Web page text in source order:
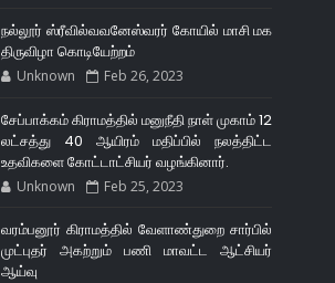
நல்லூர் ஸ்ரீவில்வவனேஸ்வரர் கோயில் மாசி மக
திருவிழா கொடியேற்றம்
Unknown Feb 26, 2023
சேப்பாக்கம் கிராமத்தில் மனுநீதி நாள் முகாம் 12
லட்சத்து 40 ஆயிரம் மதிப்பில் நலத்திட்ட
உதவிகளை கோட்டாட்சியர் வழங்கினார்.
Unknown Feb 25, 2023
வரம்பனூர் கிராமத்தில் வேளாண்துறை சார்பில்
முட்புதர் அகற்றும் பணி மாவட்ட ஆட்சியர்
ஆய்வு